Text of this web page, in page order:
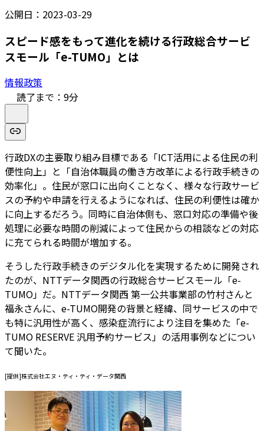
公開日： 2023-03-29
スピード感をもって進化を続ける行政総合サービ
スモール「e-TUMO」とは
情報政策
読了まで： 9分
行政DXの主要取り組み目標である「ICT活用による住民の利
便性向上」と「自治体職員の働き方改革による行政手続きの
効率化」。住民が窓口に出向くことなく、様々な行政サービ
スの予約や申請を行えるようになれば、住民の利便性は確か
に向上するだろう。同時に自治体側も、窓口対応の準備や後
処理に必要な時間の削減によって住民からの相談などの対応
に充てられる時間が増加する。
そうした行政手続きのデジタル化を実現するために開発され
たのが、NTTデータ関西の行政総合サービスモール「e-
TUMO」だ。NTTデータ関西 第一公共事業部の竹村さんと
福永さんに、e-TUMO開発の背景と経緯、同サービスの中で
も特に汎用性が高く、感染症流行により注目を集めた「e-
TUMO RESERVE 汎用予約サービス」の活用事例などについ
て聞いた。
[提供]株式会社エヌ・ティ・ティ・データ関西